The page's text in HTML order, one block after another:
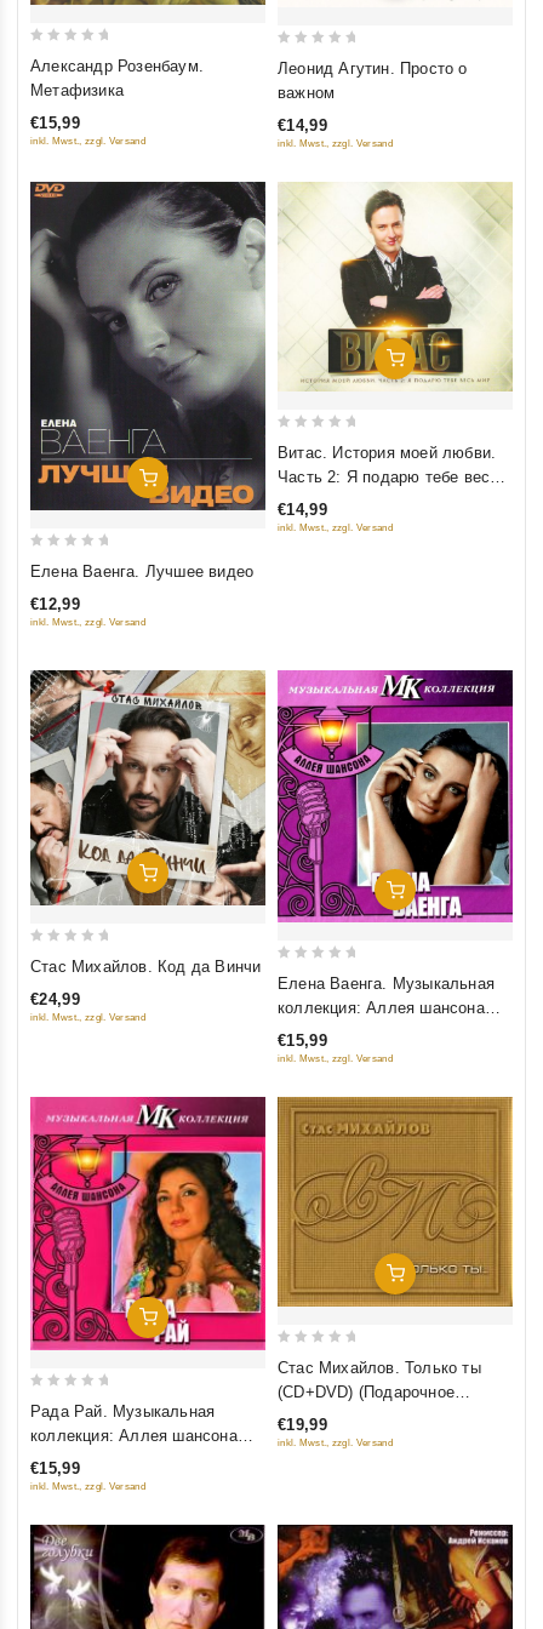
5
Александр Розенбаум.
Метафизика
€15,99
inkl. Mwst., zzgl. Versand
5
Леонид Агутин. Просто о
важном
€14,99
inkl. Mwst., zzgl. Versand
Добавить В Корзину
of
Елена Ваенга. Лучшее видео
€12,99
inkl. Mwst., zzgl. Versand
Добавить В Корзину
5
Витас. История моей любви.
Часть 2: Я подарю тебе весь
мир
€14,99
inkl. Mwst., zzgl. Versand
Добавить В Корзину
of
Стас Михайлов. Код да Винчи
€24,99
inkl. Mwst., zzgl. Versand
Добавить В Корзину
5
Елена Ваенга. Музыкальная
коллекция: Аллея шансона
(DigiBook) (Подарочное
издание)
€15,99
inkl. Mwst., zzgl. Versand
Добавить В Корзину
out
5
Рада Рай. Музыкальная
коллекция: Аллея шансона
(DigiBook) (Подарочное
издание)
€15,99
inkl. Mwst., zzgl. Versand
Добавить В Корзину
5
Стас Михайлов. Только ты
(CD+DVD) (Подарочное
издание)
€19,99
inkl. Mwst., zzgl. Versand